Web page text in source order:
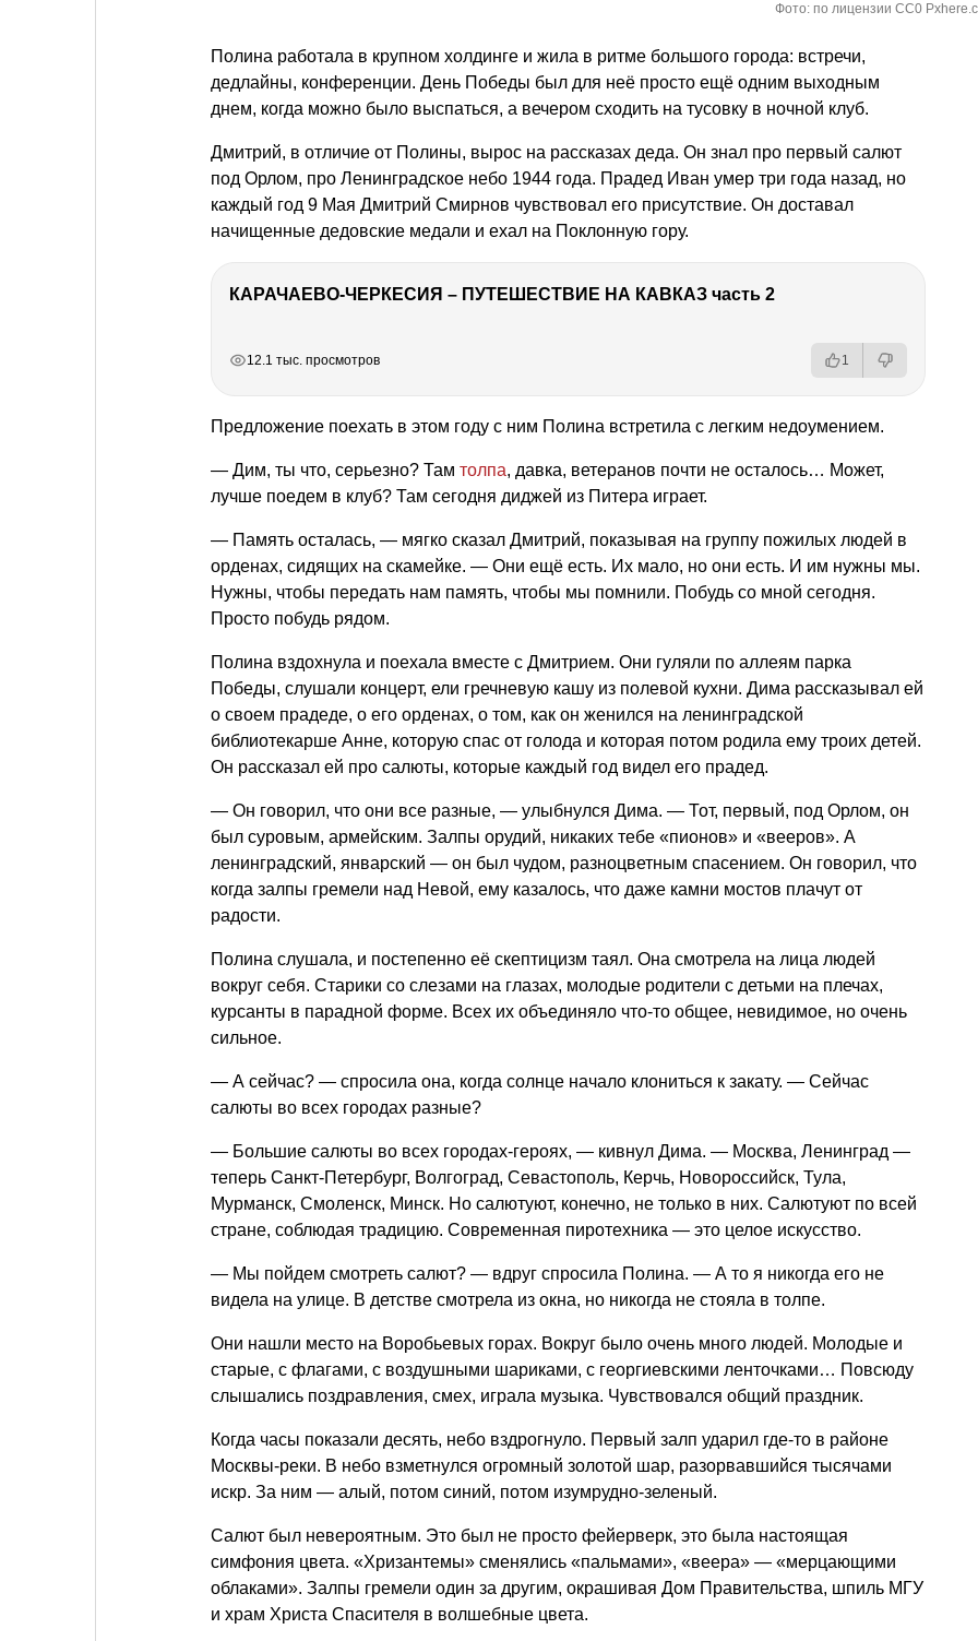
Фото: по лицензии CC0
Полина работала в крупном холдинге и жила в ритме большого города: встречи,
дедлайны, конференции. День Победы был для неё просто ещё одним выходным
днем, когда можно было выспаться, а вечером сходить на тусовку в ночной клуб.
Дмитрий, в отличие от Полины, вырос на рассказах деда. Он знал про первый салют
под Орлом, про Ленинградское небо 1944 года. Прадед Иван умер три года назад, но
каждый год 9 Мая Дмитрий Смирнов чувствовал его присутствие. Он доставал
начищенные дедовские медали и ехал на Поклонную гору.
КАРАЧАЕВО-ЧЕРКЕСИЯ – ПУТЕШЕСТВИЕ НА КАВКАЗ часть 2
12.1 тыс. просмотров 1
Предложение поехать в этом году с ним Полина встретила с легким недоумением.
— Дим, ты что, серьезно? Там толпа, давка, ветеранов почти не осталось… Может,
лучше поедем в клуб? Там сегодня диджей из Питера играет.
— Память осталась, — мягко сказал Дмитрий, показывая на группу пожилых людей в
орденах, сидящих на скамейке. — Они ещё есть. Их мало, но они есть. И им нужны мы.
Нужны, чтобы передать нам память, чтобы мы помнили. Побудь со мной сегодня.
Просто побудь рядом.
Полина вздохнула и поехала вместе с Дмитрием. Они гуляли по аллеям парка
Победы, слушали концерт, ели гречневую кашу из полевой кухни. Дима рассказывал ей
о своем прадеде, о его орденах, о том, как он женился на ленинградской
библиотекарше Анне, которую спас от голода и которая потом родила ему троих детей.
Он рассказал ей про салюты, которые каждый год видел его прадед.
— Он говорил, что они все разные, — улыбнулся Дима. — Тот, первый, под Орлом, он
был суровым, армейским. Залпы орудий, никаких тебе «пионов» и «вееров». А
ленинградский, январский — он был чудом, разноцветным спасением. Он говорил, что
когда залпы гремели над Невой, ему казалось, что даже камни мостов плачут от
радости.
Полина слушала, и постепенно её скептицизм таял. Она смотрела на лица людей
вокруг себя. Старики со слезами на глазах, молодые родители с детьми на плечах,
курсанты в парадной форме. Всех их объединяло что-то общее, невидимое, но очень
сильное.
— А сейчас? — спросила она, когда солнце начало клониться к закату. — Сейчас
салюты во всех городах разные?
— Большие салюты во всех городах-героях, — кивнул Дима. — Москва, Ленинград —
теперь Санкт-Петербург, Волгоград, Севастополь, Керчь, Новороссийск, Тула,
Мурманск, Смоленск, Минск. Но салютуют, конечно, не только в них. Салютуют по всей
стране, соблюдая традицию. Современная пиротехника — это целое искусство.
— Мы пойдем смотреть салют? — вдруг спросила Полина. — А то я никогда его не
видела на улице. В детстве смотрела из окна, но никогда не стояла в толпе.
Они нашли место на Воробьевых горах. Вокруг было очень много людей. Молодые и
старые, с флагами, с воздушными шариками, с георгиевскими ленточками… Повсюду
слышались поздравления, смех, играла музыка. Чувствовался общий праздник.
Когда часы показали десять, небо вздрогнуло. Первый залп ударил где-то в районе
Москвы-реки. В небо взметнулся огромный золотой шар, разорвавшийся тысячами
искр. За ним — алый, потом синий, потом изумрудно-зеленый.
Салют был невероятным. Это был не просто фейерверк, это была настоящая
симфония цвета. «Хризантемы» сменялись «пальмами», «веера» — «мерцающими
облаками». Залпы гремели один за другим, окрашивая Дом Правительства, шпиль МГУ
и храм Христа Спасителя в волшебные цвета.